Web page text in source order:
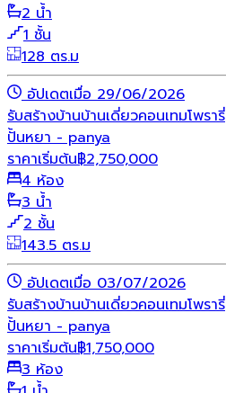
2 น้ำ
1 ชั้น
128 ตร.ม
อัปเดตเมื่อ 29/06/2026
รับสร้างบ้านบ้านเดี่ยวคอนเทมโพรารี่
ปั้นหยา - panya
ราคาเริ่มต้น฿2,750,000
4 ห้อง
3 น้ำ
2 ชั้น
143.5 ตร.ม
อัปเดตเมื่อ 03/07/2026
รับสร้างบ้านบ้านเดี่ยวคอนเทมโพรารี่
ปั้นหยา - panya
ราคาเริ่มต้น฿1,750,000
3 ห้อง